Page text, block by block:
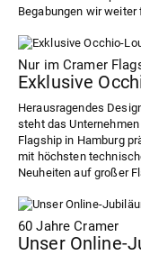
Begabungen wir weiter
Nur im Cramer
Exklusive
Herausragendes
steht das
Flagship in Hamburg
mit höchsten
Neuheiten auf großer
60 Jahre Cramer
Unser Online-